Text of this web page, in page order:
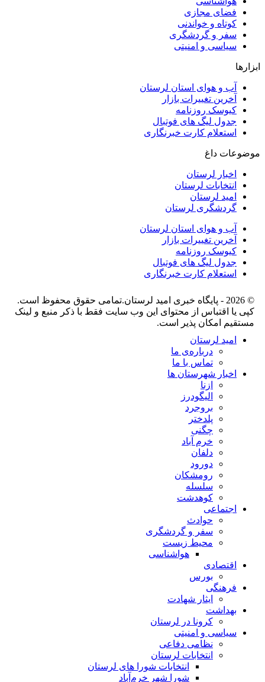
فضای مجازی
کوتاه و خواندنی
سفر و گردشگری
سیاسی و امنیتی
ابزارها
آب و هوای استان لرستان
آخرین تغییرات بازار
کیوسک روزنامه
جدول لیگ های فوتبال
استعلام کارت خبرنگاری
موضوعات داغ
اخبار لرستان
انتخابات لرستان
امید لرستان
گردشگری لرستان
آب و هوای استان لرستان
آخرین تغییرات بازار
کیوسک روزنامه
جدول لیگ های فوتبال
استعلام کارت خبرنگاری
© 2026 - پایگاه خبری اميد لرستان.تمامی حقوق محفوظ است.
کپی یا اقتباس از محتوای این وب سایت فقط با ذکر منبع و لینک
مستقیم امکان پذیر است.
امید لرستان
درباره‌ی ما
تماس با ما
اخبار شهرستان ها
ازنا
الیگودرز
بروجرد
پلدختر
چگنی
خرم آباد
دلفان
دورود
رومشکان
سلسله
کوهدشت
اجتماعی
حوادث
سفر و گردشگری
محیط زیست
هواشناسی
اقتصادی
بورس
فرهنگی
ایثار شهادت
بهداشت
کرونا در لرستان
سیاسی و امنیتی
نظامی دفاعی
انتخابات لرستان
انتخابات شورا های لرستان
شورا شهر خرم‌آباد